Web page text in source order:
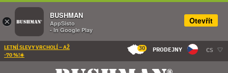
LETNÍ SLEVY VRCHOLÍ – AŽ
-70 %!☀️
30 PRODEJNY CS
×
BUSHMAN
AppSisto
- In Google Play
Otevřít